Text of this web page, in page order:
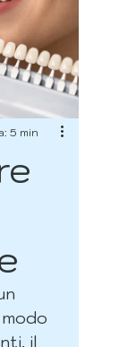
5 min
il